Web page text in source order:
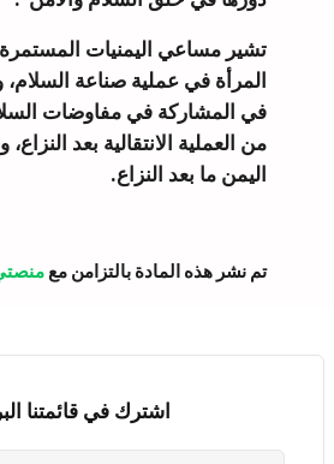
تشير مساعي اليمنيات
المرأة في عملية صناعة السلام،
في المشاركة في مفاوضات
من العملية الانتقالية بعد
اليمن ما بعد النزاع.
تم نشر هذه المادة بالتزامن مع
اشترك في قائمتنا